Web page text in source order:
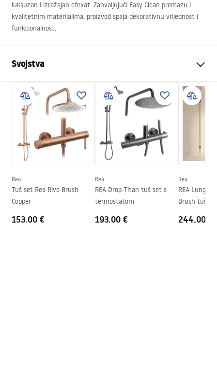
luksuzan i izražajan efekat. Zahvaljujući Easy Clean premazu i
kvalitetnim materijalima, proizvod spaja dekorativnu vrijednost i
funkcionalnost.
Svojstva
Dimenzije (vrata x fiksna
stijenka)
120
Boja
Svijetlo zlato
Tip kabine
Walk-in
Boja stakla
Sivo 8mm
Seria
Flexi
Montaža
Visina (mm)
1950mm
Jamstvo
24 mjeseca
Rea
Tuš set Rea Rivo Brush
Copper
153.00 €
Rea
REA Drop Titan tuš set s
termostatom
193.00 €
Rea
REA Lungo
Brush tuš
244.00 €